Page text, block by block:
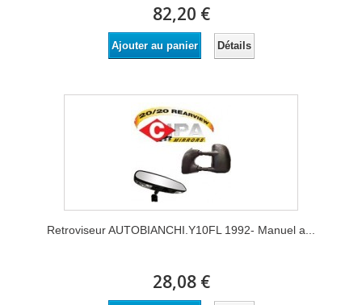
82,20 €
Ajouter au panier Détails
Retroviseur AUTOBIANCHI.Y10FL 1992- Manuel a...
28,08 €